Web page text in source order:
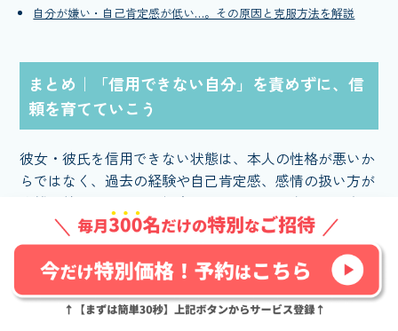
自分が嫌い・自己肯定感が低い…。その原因と克服方法を解説
まとめ｜「信用できない自分」を責めずに、信
頼を育てていこう
彼女・彼氏を信用できない状態は、本人の性格が悪いか
らではなく、過去の経験や自己肯定感、感情の扱い方が
複雑に絡んで生まれる傾向です。「ダメな自分」と責め
るのではなく、「整える価値のある自分」として向き合
うのが、信頼関係を育てる第一歩になります。
最後に、この記事の要点を振り返ります。